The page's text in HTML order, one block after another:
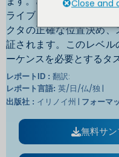
ライブとアンプによって
クタの正確な位置決め
証されます。このレベ
ーケンスを必要とするタ
レポートID : 翻訳:
レポート言語: 英/日/仏/独 |
出版社 : イリノイ州 | フォーマ
無料サ
Close and